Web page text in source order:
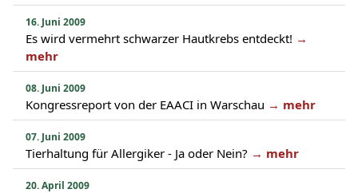
16. Juni 2009
Es wird vermehrt schwarzer Hautkrebs entdeckt! →
mehr
08. Juni 2009
Kongressreport von der EAACI in Warschau → mehr
07. Juni 2009
Tierhaltung für Allergiker - Ja oder Nein? → mehr
20. April 2009